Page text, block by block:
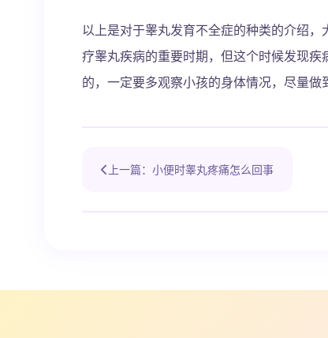
以上是对于睾丸发育不全症的种类的介绍
疗睾丸疾病的重要时期，但这个时候发现
的，一定要多观察小孩的身体情况，尽量做
上一篇：小便时睾丸疼痛怎么回事